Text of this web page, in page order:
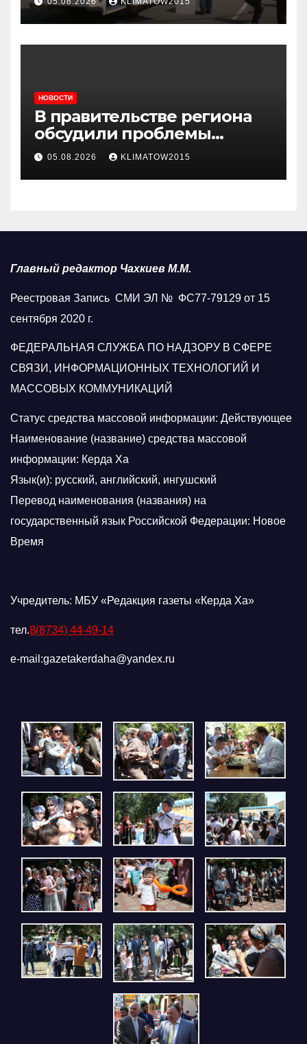
НОВОСТИ
В правительстве региона
обсудили проблемы
водоснабжения Карабулака
05.08.2026 KLIMATOW2015
Главный редактор Чахкиев М.М.
Реестровая Запись СМИ ЭЛ № ФС77-79129 от 15
сентября 2020 г.
ФЕДЕРАЛЬНАЯ СЛУЖБА ПО НАДЗОРУ В СФЕРЕ
СВЯЗИ, ИНФОРМАЦИОННЫХ ТЕХНОЛОГИЙ И
МАССОВЫХ КОММУНИКАЦИЙ
Статус средства массовой информации: Действующее
Наименование (название) средства массовой
информации: Керда Ха
Язык(и): русский, английский, ингушский
Перевод наименования (названия) на
государственный язык Российской Федерации: Новое
Время
Учредитель: МБУ «Редакция газеты «Керда Ха»
тел.8(8734) 44-49-14
e-mail:gazetakerdaha@yandex.ru